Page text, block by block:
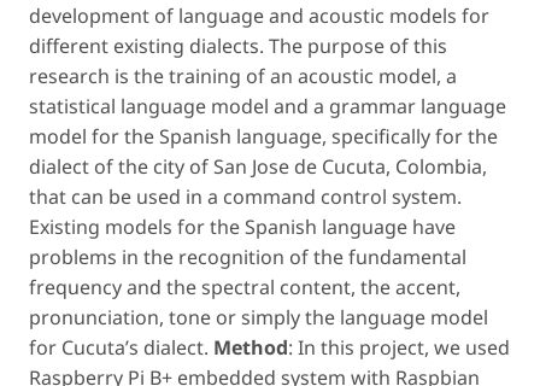
development of language and acoustic models for
different existing dialects. The purpose of this
research is the training of an acoustic model, a
statistical language model and a grammar language
model for the Spanish language, specifically for the
dialect of the city of San Jose de Cucuta, Colombia,
that can be used in a command control system.
Existing models for the Spanish language have
problems in the recognition of the fundamental
frequency and the spectral content, the accent,
pronunciation, tone or simply the language model
for Cucuta’s dialect. Method: In this project, we used
Raspberry Pi B+ embedded system with Raspbian